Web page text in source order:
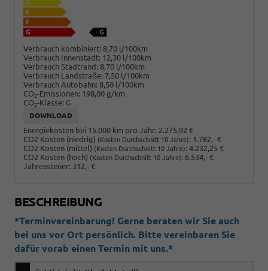
Verbrauch kombiniert: 8,70 l/100km
Verbrauch Innenstadt: 12,30 l/100km
Verbrauch Stadtrand: 8,70 l/100km
Verbrauch Landstraße: 7,50 l/100km
Verbrauch Autobahn: 8,50 l/100km
CO2-Emissionen: 198,00 g/km
CO2-Klasse: G
DOWNLOAD
Energiekosten bei 15.000 km pro Jahr: 2.275,92 €
CO2 Kosten (niedrig) (Kosten Durchschnitt 10 Jahre): 1.782,- €
CO2 Kosten (mittel) (Kosten Durchschnitt 10 Jahre): 4.232,25 €
CO2 Kosten (hoch) (Kosten Durchschnitt 10 Jahre): 6.534,- €
Jahressteuer: 312,- €
BESCHREIBUNG
*Terminvereinbarung! Gerne beraten wir Sie auch
bei uns vor Ort persönlich. Bitte vereinbaren Sie
dafür vorab einen Termin mit uns.*